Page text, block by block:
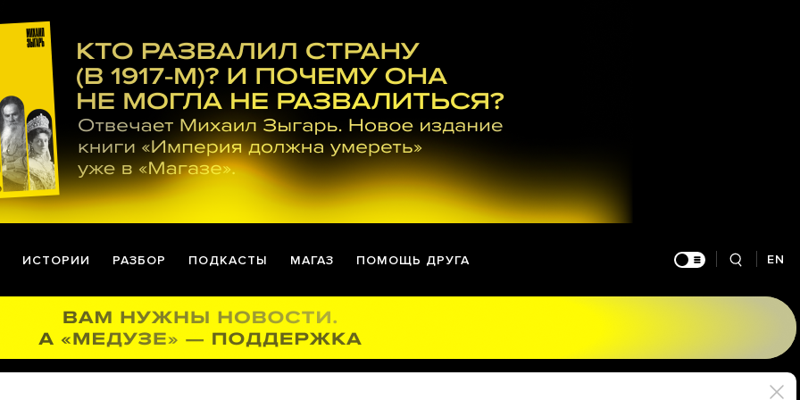
ИСТОРИИ РАЗБОР ПОДКАСТЫ МАГАЗ ПОМОЩЬ ДРУГА EN